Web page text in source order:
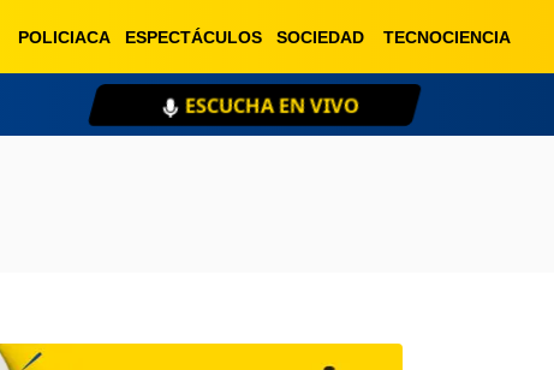
POLICIACA ESPECTÁCULOS SOCIEDAD TECNOCIENCIA
ESCUCHA EN VIVO